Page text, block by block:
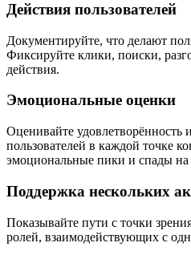
Действия пользователей
Документируйте, что делают
Фиксируйте клики, поиски,
действия.
Эмоциональные оценки
Оценивайте удовлетворённость
пользователей в каждой точке
эмоциональные пики и спады
Поддержка нескольких
Показывайте пути с точки
ролей, взаимодействующих с